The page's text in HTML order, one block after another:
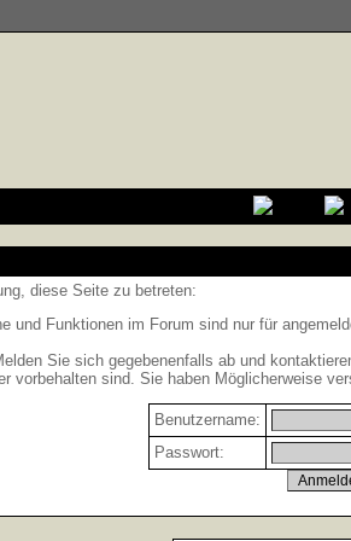
diese Seite zu betreten:
und Funktionen im Forum sind nur für
Sie sich gegebenenfalls ab und
vorbehalten sind. Sie haben Möglicherweise
Benutzername:
Passwort: